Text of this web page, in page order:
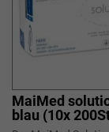
MaiMed
blau (10x